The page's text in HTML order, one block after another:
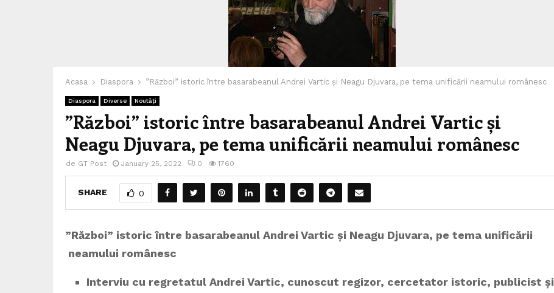
Acasa Diaspora ”Război” istoric între basarabeanul Andrei Vartic și Neagu Djuvara, pe tema unificării neamului românesc
Diaspora Diverse Noutăți
”Război” istoric între basarabeanul Andrei Vartic și
Neagu Djuvara, pe tema unificării neamului românesc
de GT Post January 25, 2022 0 1760
SHARE 0
”Război” istoric între basarabeanul Andrei Vartic și Neagu Djuvara, pe tema unificării
neamului românesc
Interviu cu regretatul Andrei Vartic, cunoscut regizor, cercetator istoric, publicist și